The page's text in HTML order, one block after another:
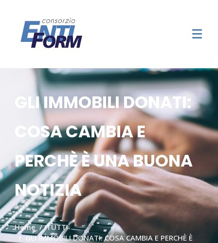
GLI IMMOBILI DONATI:
COSA CAMBIA E
PERCHÈ È UNA BUONA
NOTIZIA
Home
TUTTI
GLI IMMOBILI DONATI: COSA CAMBIA E PERCHÈ È